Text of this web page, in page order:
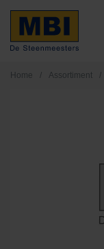
Home / Assortiment /